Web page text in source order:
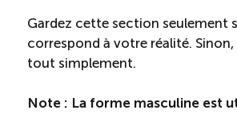
Gardez cette section seulement
correspond à votre réalité.
tout simplement.
Note : La forme masculine est